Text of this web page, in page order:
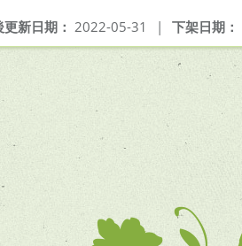
下架日期：
新日期： 2022-05-31 |